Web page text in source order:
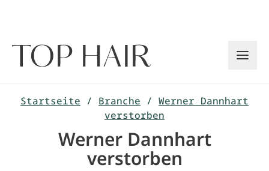
Startseite / Branche / Werner Dannhart
verstorben
Werner Dannhart
verstorben